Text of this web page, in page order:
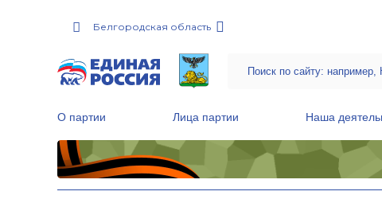
Белгородская область
О партии Лица партии Наша